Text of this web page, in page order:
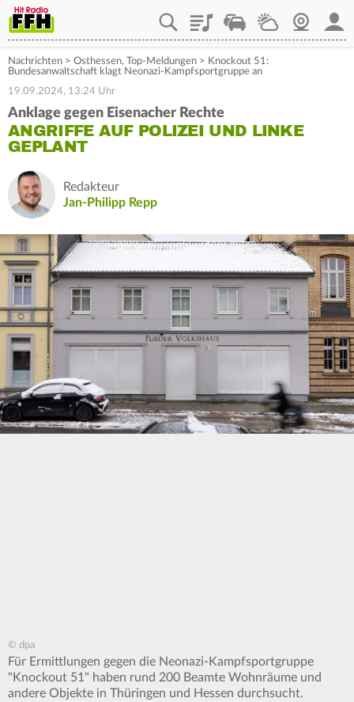
PlaylistStaupilotWetterWebcam
Nachrichten > Osthessen, Top-Meldungen > Knockout 51:
Bundesanwaltschaft klagt Neonazi-Kampfsportgruppe an
19.09.2024, 13:24 Uhr
Anklage gegen Eisenacher Rechte
ANGRIFFE AUF POLIZEI UND LINKE
GEPLANT
Redakteur
Jan-Philipp Repp
© dpa
Für Ermittlungen gegen die Neonazi-Kampfsportgruppe
"Knockout 51" haben rund 200 Beamte Wohnräume und
andere Objekte in Thüringen und Hessen durchsucht.